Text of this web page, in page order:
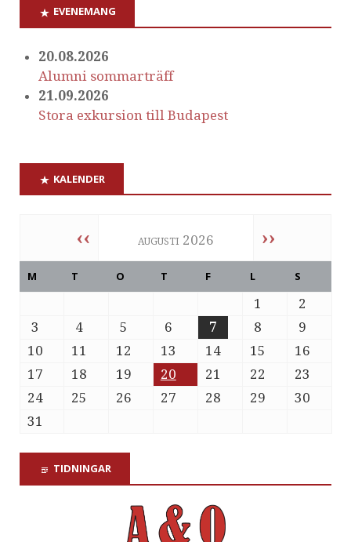
EVENEMANG
20.08.2026
Alumni sommarträff
21.09.2026
Stora exkursion till Budapest
KALENDER
‹‹ augusti 2026 ››
M T O T F L S
1
2
3
4 5 6 7 8
9
10
11 12 13 14 15
16
17
18 19 20 21 22
23
24
25 26 27 28 29
30
31
TIDNINGAR